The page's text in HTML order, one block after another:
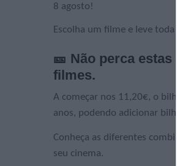
8 agosto!
Escolha um filme e leve
🎫 Não perca
filmes.
A começar nos 11,20€, o
anos, podendo adicionar
Conheça as diferentes
seu cinema.